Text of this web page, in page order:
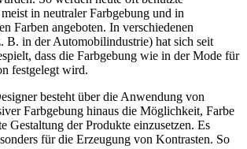
in neutraler Farbgebung und in
Farben angeboten. In verschiedenen
B. in der Automobilindustrie) hat sich seit
dass die Farbgebung wie in der Mode für
festgelegt wird.
besteht über die Anwendung von
Farbgebung hinaus die Möglichkeit, Farbe
Gestaltung der Produkte einzusetzen. Es
für die Erzeugung von Kontrasten. So